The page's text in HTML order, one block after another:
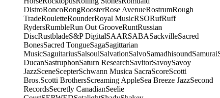
DistroRoncoRongRoosterRose AvenueRostrumRough
TradeRouletteRounderRoyal MusicRSORufRuff
RydersRumbleRun Out GrooveRuntRussian
DiscRustbladeS&P DigitalSAARSABASackvilleSacred
BonesSacred TongueSagaSagittarian
MusicSaguitariusSalsoulSalvationSalvoSamadhisoundSamurai
DucanSastruphonSaturn ResearchSavitorSavoySavoy
JazzSceneScepterSchwann Musica SacraScoreScotti
Bros.Scotti BrothersScreaming AppleSea Breeze JazzSecond
RecordsSecretly CanadianSeelie